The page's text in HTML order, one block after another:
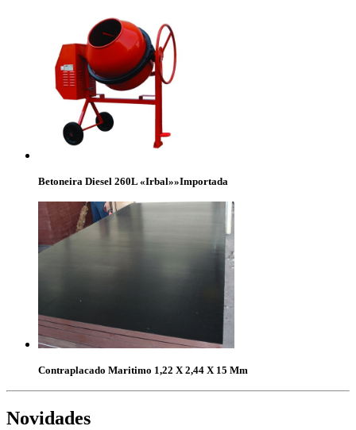
Betoneira Diesel 260L «Irbal»»Importada
Contraplacado Maritimo 1,22 X 2,44 X 15 Mm
Novidades